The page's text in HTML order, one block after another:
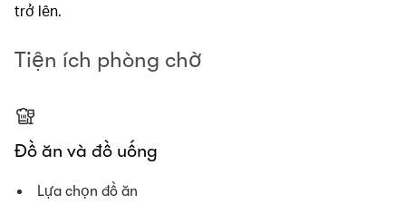
trở lên.
Tiện ích phòng chờ
Đồ ăn và đồ uống
Lựa chọn đồ ăn